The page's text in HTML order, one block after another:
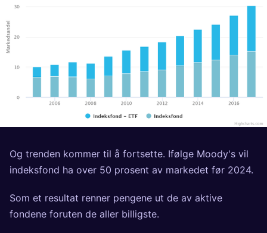
Og trenden kommer til å fortsette. Ifølge Moody's vil
indeksfond ha over 50 prosent av markedet før 2024.
Som et resultat renner pengene ut de av aktive
fondene foruten de aller billigste.